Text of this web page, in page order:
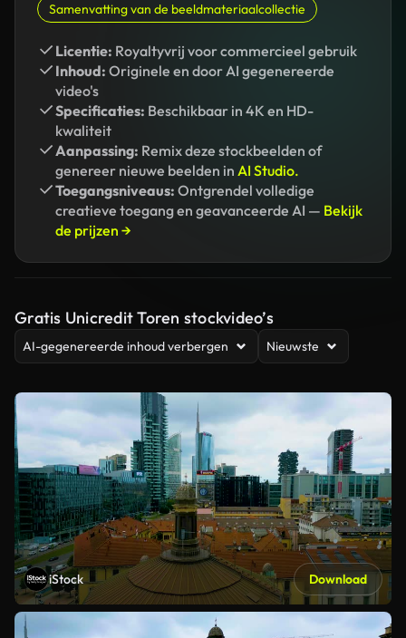
Samenvatting van de beeldmateriaalcollectie
Licentie: Royaltyvrij voor commercieel gebruik
Inhoud: Originele en door AI gegenereerde
video's
Specificaties: Beschikbaar in 4K en HD-
kwaliteit
Aanpassing: Remix deze stockbeelden of
genereer nieuwe beelden in AI Studio.
Toegangsniveaus: Ontgrendel volledige
creatieve toegang en geavanceerde AI — Bekijk
de prijzen →
Gratis Unicredit Toren stockvideo’s
AI-gegenereerde inhoud verbergen Nieuwste
iStock Download